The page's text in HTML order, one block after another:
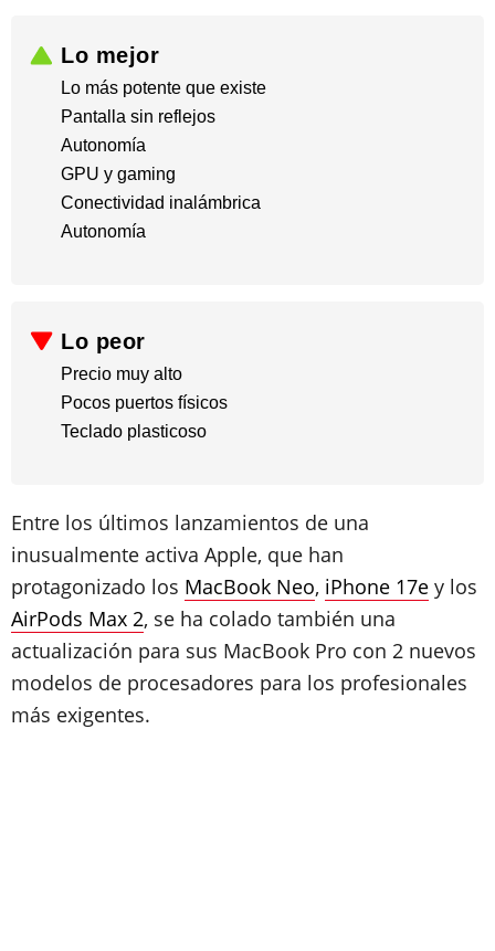
Lo mejor
Lo más potente que existe
​Pantalla sin reflejos
Autonomía
​GPU y gaming
Conectividad inalámbrica
​Autonomía
Lo peor
Precio muy alto
​Pocos puertos físicos
​Teclado plasticoso
Entre los últimos lanzamientos de una
inusualmente activa Apple, que han
protagonizado los MacBook Neo, iPhone 17e y los
AirPods Max 2, se ha colado también una
actualización para sus MacBook Pro con 2 nuevos
modelos de procesadores para los profesionales
más exigentes.